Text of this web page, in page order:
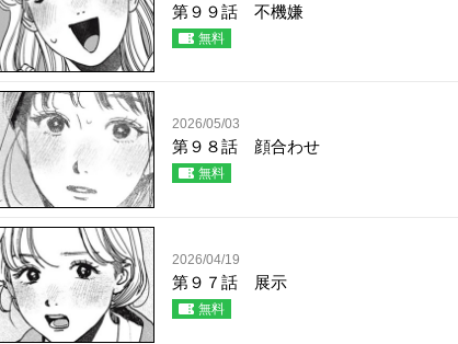
第９９話 不機嫌
無料
2026/05/03
第９８話 顔合わせ
無料
2026/04/19
第９７話 展示
無料